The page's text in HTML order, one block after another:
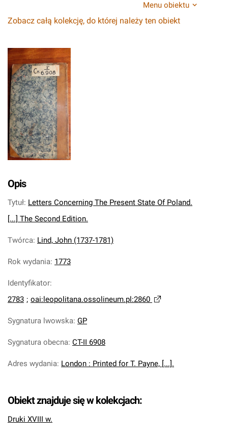
Menu obiektu
Zobacz całą kolekcję, do której należy ten obiekt
Opis
Tytuł: Letters Concerning The Present State Of Poland.
[...] The Second Edition.
Twórca: Lind, John (1737-1781)
Rok wydania: 1773
Identyfikator:
2783 ; oai:leopolitana.ossolineum.pl:2860
Sygnatura lwowska: GP
Sygnatura obecna: CT-II 6908
Adres wydania: London : Printed for T. Payne, [...].
Obiekt znajduje się w kolekcjach:
Druki XVIII w.